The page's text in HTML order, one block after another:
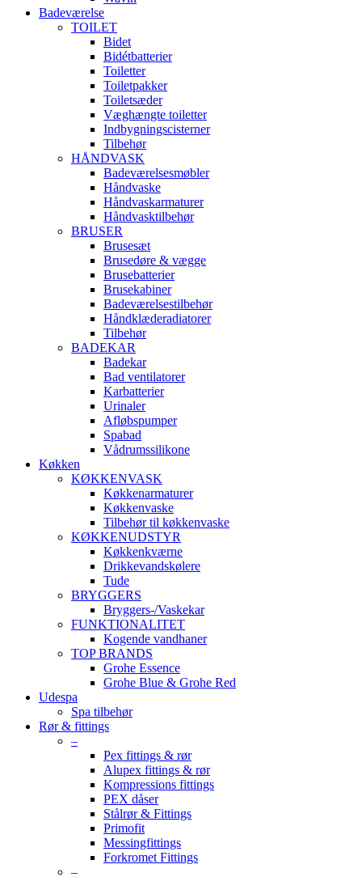
Badeværelse
TOILET
Bidet
Bidétbatterier
Toiletter
Toiletpakker
Toiletsæder
Væghængte toiletter
Indbygningscisterner
Tilbehør
HÅNDVASK
Badeværelsesmøbler
Håndvaske
Håndvaskarmaturer
Håndvasktilbehør
BRUSER
Brusesæt
Brusedøre & vægge
Brusebatterier
Brusekabiner
Badeværelsestilbehør
Håndklæderadiatorer
Tilbehør
BADEKAR
Badekar
Bad ventilatorer
Karbatterier
Urinaler
Afløbspumper
Spabad
Vådrumssilikone
Køkken
KØKKENVASK
Køkkenarmaturer
Køkkenvaske
Tilbehør til køkkenvaske
KØKKENUDSTYR
Køkkenkværne
Drikkevandskølere
Tude
BRYGGERS
Bryggers-/Vaskekar
FUNKTIONALITET
Kogende vandhaner
TOP BRANDS
Grohe Essence
Grohe Blue & Grohe Red
Udespa
Spa tilbehør
Rør & fittings
–
Pex fittings & rør
Alupex fittings & rør
Kompressions fittings
PEX dåser
Stålrør & Fittings
Primofit
Messingfittings
Forkromet Fittings
–